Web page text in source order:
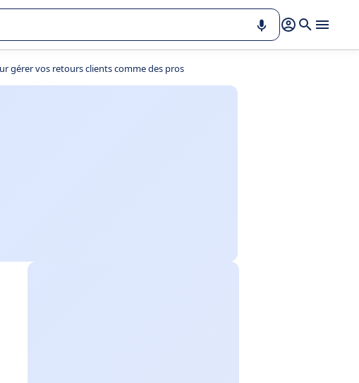
gérer vos retours clients comme des pros